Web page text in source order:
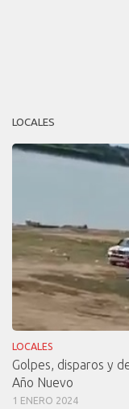
LOCALES
LOCALES
Golpes, disparos y
Año Nuevo
1 ENERO 2024